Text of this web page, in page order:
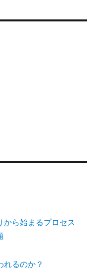
ら始まるプロセス
れるのか？